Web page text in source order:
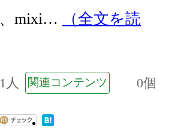
、mixi…
（全文を読
人 関連コンテンツ 0個